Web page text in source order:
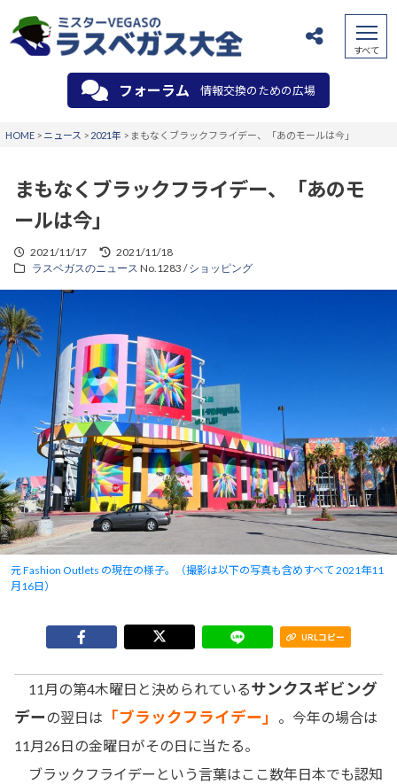
フォーラム 情報交換のための広場
HOME> ニュース > 2021年 > まもなくブラックフライデー、「あのモールは今」
まもなくブラックフライデー、「あのモ
ールは今」
2021/11/17
2021/11/18
ラスベガスのニュース No.1283 /ショッピング
元 Fashion Outlets の現在の様子。（撮影は以下の写真も含めすべて 2021年11
月16日）
URLコピー
11月の第4木曜日と決められているサンクスギビング
デー の翌日は 「ブラックフライデー」
。今年の場合は
11月26日の金曜日がその日に当たる。
ブラックフライデーという言葉はここ数年日本でも認知